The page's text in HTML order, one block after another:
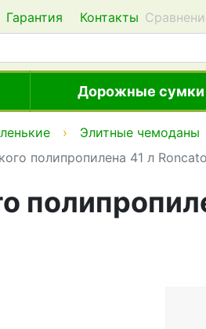
Гарантия Контакты
Дорожные сумки
Элитные чемоданы
полипропилена 41 л